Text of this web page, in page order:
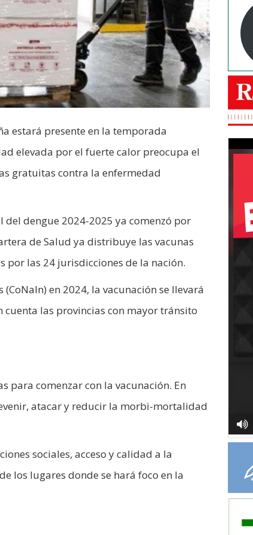
estará presente en la temporada
elevada por el fuerte calor preocupa el
gratuitas contra la enfermedad
del dengue 2024-2025 ya comenzó por
de Salud ya distribuye las vacunas
por las 24 jurisdicciones de la nación.
en 2024, la vacunación se llevará
cuenta las provincias con mayor tránsito
para comenzar con la vacunación. En
atacar y reducir la morbi-mortalidad
sociales, acceso y calidad a la
los lugares donde se hará foco en la